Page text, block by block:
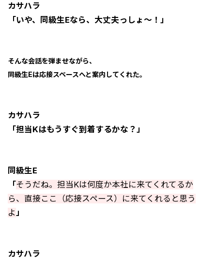
カサハラ
「いや、同級生Eなら、大丈夫っしょ～！」
そんな会話を弾ませながら、
同級生Eは応接スペースへと案内してくれた。
カサハラ
「担当Kはもうすぐ到着するかな？」
同級生E
「そうだね。担当Kは何度か本社に来てくれてるか
ら、直接ここ（応接スペース）に来てくれると思う
よ 」
カサハラ